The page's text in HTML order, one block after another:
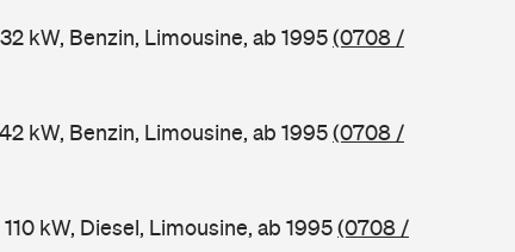
kW, Benzin, Limousine, ab 1995(0708 /
kW, Benzin, Limousine, ab 1995(0708 /
kW, Diesel, Limousine, ab 1995(0708 /